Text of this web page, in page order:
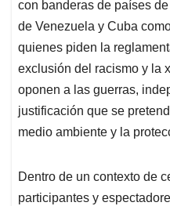
con banderas de países
de Venezuela y Cuba
quienes piden la
exclusión del racismo y la
oponen a las guerras,
justificación que se
medio ambiente y la
Dentro de un contexto de
participantes y